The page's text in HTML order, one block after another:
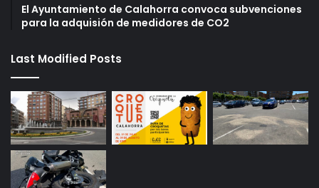
El Ayuntamiento de Calahorra convoca subvenciones
para la adquisión de medidores de CO2
Last Modified Posts